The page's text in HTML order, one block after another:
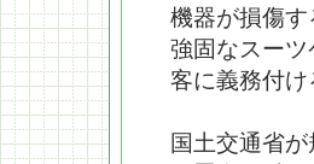
機器が損傷
強固なスー
客に義務付け
国土交通省